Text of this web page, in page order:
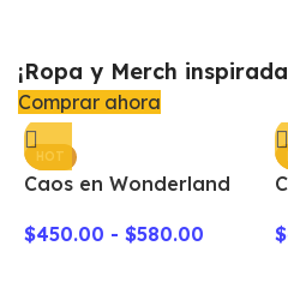
¡Ropa y Merch
Comprar ahora
HOT
Caos en Wonderland
$450.00 - $580.00 $